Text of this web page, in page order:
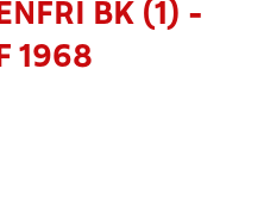
BK (1) -
1968